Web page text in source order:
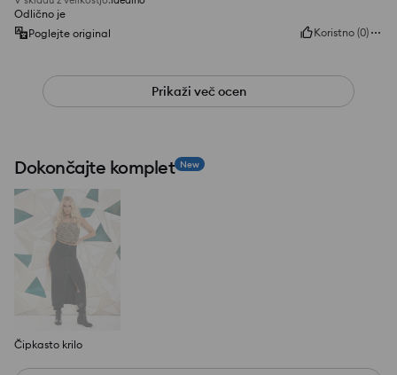
Odlično je
Poglejte original
Koristno (0)
Prikaži več ocen
Dokončajte komplet New
Čipkasto krilo